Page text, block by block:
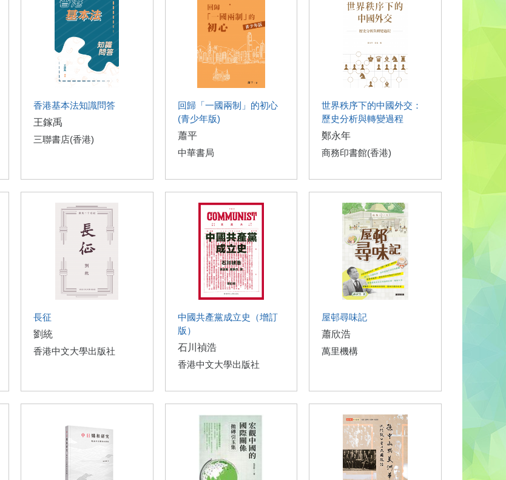
香港基本法知識問答
王鎵禹
三聯書店(香港)
回歸「一國兩制」的初心
(青少年版)
蕭平
中華書局
世界秩序下的中國外交：
歷史分析與轉變過程
鄭永年
商務印書館(香港)
長征
劉統
香港中文大學出版社
中國共產黨成立史（增訂
版）
石川禎浩
香港中文大學出版社
屋邨尋味記
蕭欣浩
萬里機構